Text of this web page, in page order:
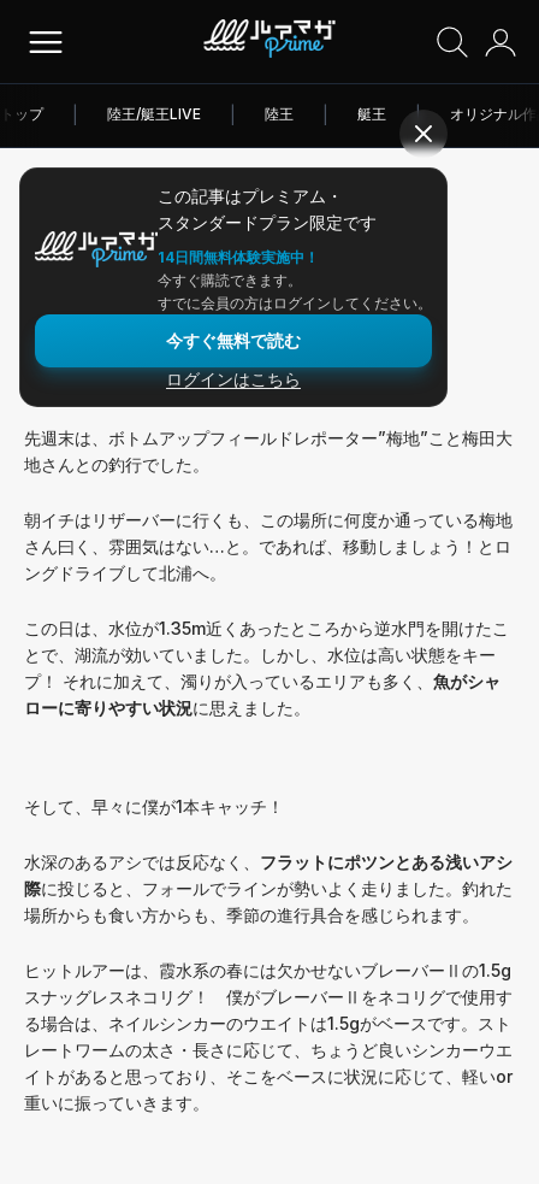
トップ 陸王/艇王LIVE 陸王 艇王 | オリジナル
この記事はプレミアム・
スタンダードプラン限定です
14日間無料体験実施中！
今すぐ購読できます。
すでに会員の方はログインしてください。
今すぐ無料で読む
ログインはこちら
アングラー連載
霞水系も季節進行中！
こんにちは！ 鈴木翔です。
先週末は、ボトムアップフィールドレポーター”梅地”こと梅田大
地さんとの釣行でした。
朝イチはリザーバーに行くも、この場所に何度か通っている梅地
さん曰く、雰囲気はない…と。であれば、移動しましょう！とロ
ングドライブして北浦へ。
この日は、水位が1.35m近くあったところから逆水門を開けたこ
とで、湖流が効いていました。しかし、水位は高い状態をキー
プ！ それに加えて、濁りが入っているエリアも多く、 魚がシャ
ローに寄りやすい状況に思えました。
そして、早々に僕が1本キャッチ！
水深のあるアシでは反応なく、 フラットにポツンとある浅いアシ
際に投じると、フォールでラインが勢いよく走りました。釣れた
場所からも食い方からも、季節の進行具合を感じられます。
ヒットルアーは、霞水系の春には欠かせないブレーバーⅡの1.5g
スナッグレスネコリグ！ 僕がブレーバーⅡをネコリグで使用す
る場合は、ネイルシンカーのウエイトは1.5gがベースです。スト
レートワームの太さ・長さに応じて、ちょうど良いシンカーウエ
イトがあると思っており、そこをベースに状況に応じて、軽いor
重いに振っていきます。